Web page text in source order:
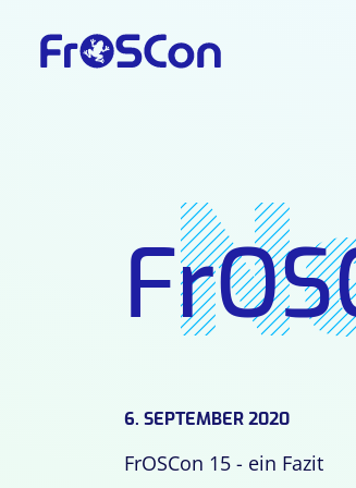
6. SEPTEMBER 2020
FrOSCon 15 - ein Fazit